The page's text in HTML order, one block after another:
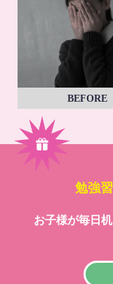
BEFORE
勉強
お子様が毎日